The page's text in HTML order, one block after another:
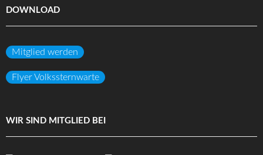
DOWNLOAD
Mitglied werden
Flyer Volkssternwarte
WIR SIND MITGLIED BEI